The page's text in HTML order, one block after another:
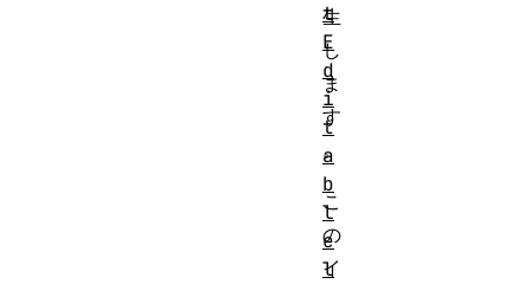
生
し
ま
す
。
こ
の
イ
t
E
d
i
t
a
b
l
e
l